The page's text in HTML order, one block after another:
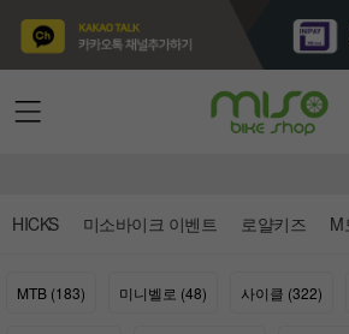
HICKS 미소바이크 이벤트 로얄키즈 M
MTB (183) 미니벨로 (48) 사이클 (322)